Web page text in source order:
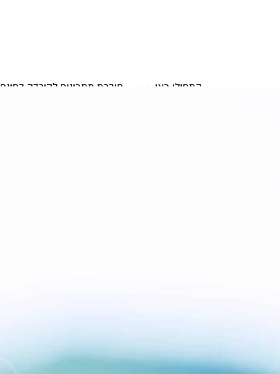
התחילו כאן חוברת מתכונים להורדה בחינם